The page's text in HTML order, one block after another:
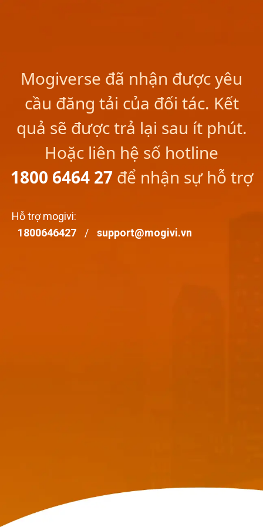
Mogiverse đã nhận được yêu
cầu đăng tải của đối tác. Kết
quả sẽ được trả lại sau ít phút.
Hoặc liên hệ số hotline
1800 6464 27để nhận sự hỗ trợ
Hỗ trợ mogivi:
1800646427
/ support@mogivi.vn